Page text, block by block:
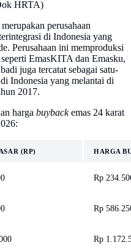
HRTA)
perusahaan
di Indonesia yang
Perusahaan ini memproduksi
EmasKITA dan Emasku,
juga tercatat sebagai satu-
Indonesia yang melantai di
2017.
harga buybackemas 24 karat
(RP) HARGA
Rp
Rp
Rp